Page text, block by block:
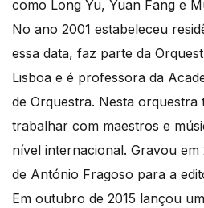
como Long Yu, Yuan Fang e
No ano 2001 estabeleceu
essa data, faz parte da
Lisboa e é professora da
de Orquestra. Nesta orquestra
trabalhar com maestros e
nível internacional. Gravou em
de António Fragoso para a
Em outubro de 2015 lançou